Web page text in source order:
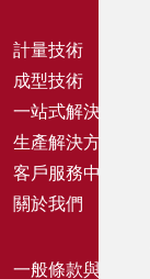
計量技術
成型技術
一站式解決方案
生產解決方案
客戶服務中心
關於我們
一般條款與細則